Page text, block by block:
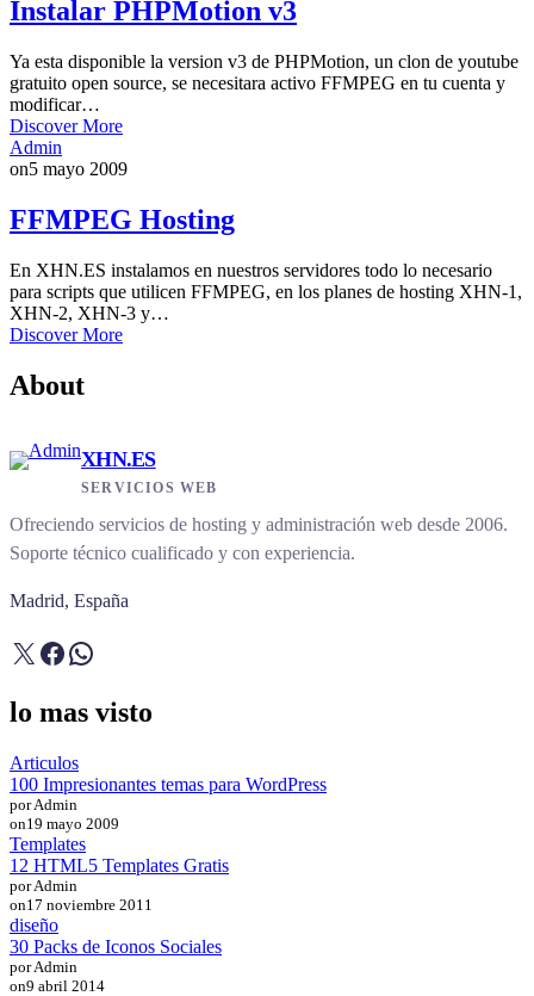
Instalar PHPMotion v3
Ya esta disponible la version v3 de PHPMotion, un clon de youtube
gratuito open source, se necesitara activo FFMPEG en tu cuenta y
modificar…
Discover More
Admin
on5 mayo 2009
FFMPEG Hosting
En XHN.ES instalamos en nuestros servidores todo lo necesario
para scripts que utilicen FFMPEG, en los planes de hosting XHN-1,
XHN-2, XHN-3 y…
Discover More
About
XHN.ES
SERVICIOS WEB
Ofreciendo servicios de hosting y administración web desde 2006.
Soporte técnico cualificado y con experiencia.
Madrid, España
X Facebook
WhatsApp
lo mas visto
Articulos
100 Impresionantes temas para WordPress
por Admin
on19 mayo 2009
Templates
12 HTML5 Templates Gratis
por Admin
on17 noviembre 2011
diseño
30 Packs de Iconos Sociales
por Admin
on9 abril 2014